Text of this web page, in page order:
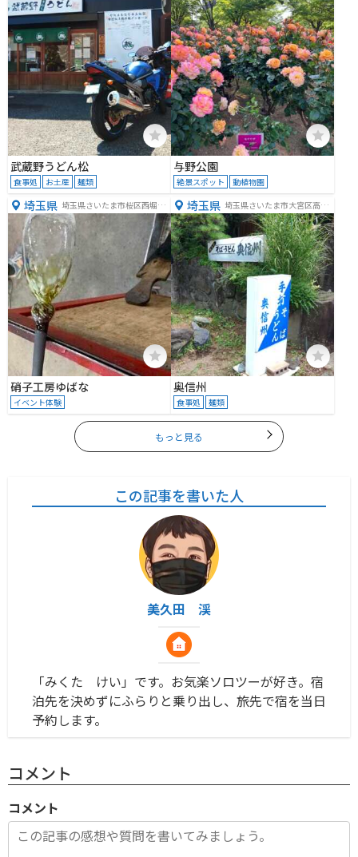
武蔵野うどん松
食事処 お土産 麺類
与野公園
絶景スポット 動植物園
埼玉県 埼玉県さいたま市桜区西堀３
丁目２２−１６
硝子工房ゆばな
イベント体験
埼玉県 埼玉県さいたま市大宮区高鼻
町２丁目３２０−５３
奥信州
食事処 麺類
もっと見る
この記事を書いた人
美久田 渓
「みくた けい」です。お気楽ソロツーが好き。宿
泊先を決めずにふらりと乗り出し、旅先で宿を当日
予約します。
コメント
コメント